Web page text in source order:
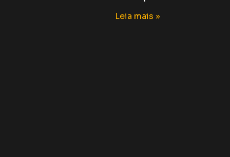
Leia mais »